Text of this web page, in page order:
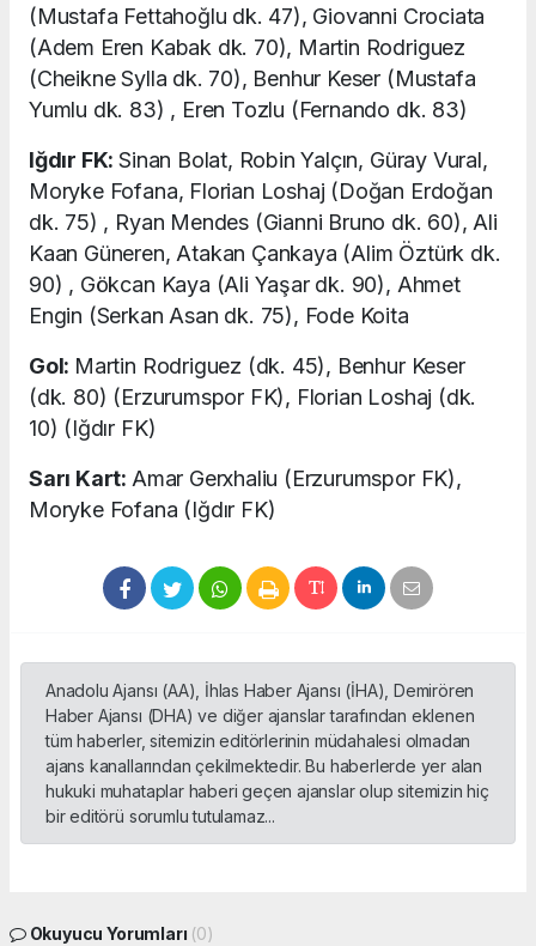
(Mustafa Fettahoğlu dk. 47), Giovanni Crociata
(Adem Eren Kabak dk. 70), Martin Rodriguez
(Cheikne Sylla dk. 70), Benhur Keser (Mustafa
Yumlu dk. 83) , Eren Tozlu (Fernando dk. 83)
Iğdır FK:Sinan Bolat, Robin Yalçın, Güray Vural,
Moryke Fofana, Florian Loshaj (Doğan Erdoğan
dk. 75) , Ryan Mendes (Gianni Bruno dk. 60), Ali
Kaan Güneren, Atakan Çankaya (Alim Öztürk dk.
90) , Gökcan Kaya (Ali Yaşar dk. 90), Ahmet
Engin (Serkan Asan dk. 75), Fode Koita
Gol: Martin Rodriguez (dk. 45), Benhur Keser
(dk. 80) (Erzurumspor FK), Florian Loshaj (dk.
10) (Iğdır FK)
Sarı Kart: Amar Gerxhaliu (Erzurumspor FK),
Moryke Fofana (Iğdır FK)
Anadolu Ajansı (AA), İhlas Haber Ajansı (İHA), Demirören
Haber Ajansı (DHA) ve diğer ajanslar tarafından eklenen
tüm haberler, sitemizin editörlerinin müdahalesi olmadan
ajans kanallarından çekilmektedir. Bu haberlerde yer alan
hukuki muhataplar haberi geçen ajanslar olup sitemizin hiç
bir editörü sorumlu tutulamaz...
Okuyucu Yorumları (0)